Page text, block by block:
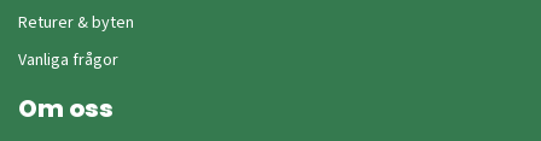
Returer & byten
Vanliga frågor
Om oss